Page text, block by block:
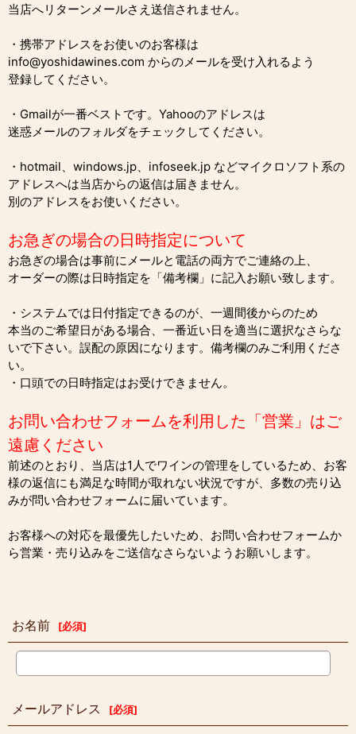
当店へリターンメールさえ送信されません。
・携帯アドレスをお使いのお客様は
info@yoshidawines.com からのメールを受け入れるよう
登録してください。
・Gmailが一番ベストです。Yahooのアドレスは
迷惑メールのフォルダをチェックしてください。
・hotmail、windows.jp、infoseek.jp などマイクロソフト系の
アドレスへは当店からの返信は届きません。
別のアドレスをお使いください。
お急ぎの場合の日時指定について
お急ぎの場合は事前にメールと電話の両方でご連絡の上、
オーダーの際は日時指定を「備考欄」に記入お願い致します。
・システムでは日付指定できるのが、一週間後からのため
本当のご希望日がある場合、一番近い日を適当に選択なさらな
いで下さい。誤配の原因になります。備考欄のみご利用くださ
い。
・口頭での日時指定はお受けできません。
お問い合わせフォームを利用した「営業」はご
遠慮ください
前述のとおり、当店は1人でワインの管理をしているため、お客
様の返信にも満足な時間が取れない状況ですが、多数の売り込
みが問い合わせフォームに届いています。
お客様への対応を最優先したいため、お問い合わせフォームか
ら営業・売り込みをご送信なさらないようお願いします。
お名前 [必須]
メールアドレス [必須]